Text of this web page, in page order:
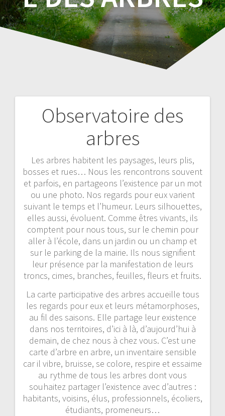
Observatoire des
arbres
Les arbres habitent les paysages, leurs plis,
bosses et rues… Nous les rencontrons souvent
et parfois, en partageons l’existence par un mot
ou une photo. Nos regards pour eux varient
suivant le temps et l’humeur. Leurs silhouettes,
elles aussi, évoluent. Comme êtres vivants, ils
comptent pour nous tous, sur le chemin pour
aller à l’école, dans un jardin ou un champ et
sur le parking de la mairie. Ils nous signifient
leur présence par la manifestation de leurs
troncs, cimes, branches, feuilles, fleurs et fruits.
La carte participative des arbres accueille tous
les regards pour eux et leurs métamorphoses,
au fil des saisons. Elle partage leur existence
dans nos territoires, d’ici à là, d’aujourd’hui à
demain, de chez nous à chez vous. C’est une
carte d’arbre en arbre, un inventaire sensible
car il vibre, bruisse, se colore, respire et essaime
au rythme de tous les arbres dont vous
souhaitez partager l’existence avec d’autres :
habitants, voisins, élus, professionnels, écoliers,
étudiants, promeneurs…
Navigation
l’article